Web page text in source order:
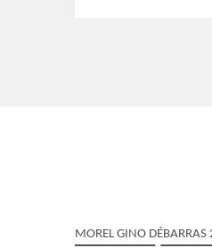
MOREL GINO DÉBARRAS